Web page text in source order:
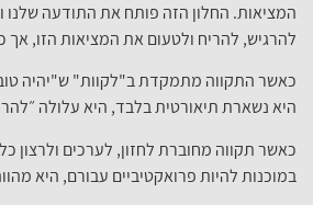
המציאות. החלון הזה פותח את התודעה שלנו
להרגיש, להריח ולטעום את המציאות הזו, אך
כאשר התקווה מתמקדת ב"לקוות" ש"יהיה
היא נשארת תיאורטית בלבד, היא עלולה
כאשר תקווה מחוברת לחזון, לערכים ולרצון
במוכנות להיות פרואקטיביים עבורם, היא